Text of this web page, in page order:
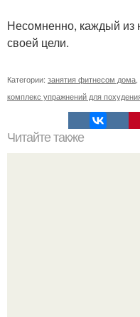
Несомненно, каждый из
своей цели.
Категории: занятия фитнесом дома
комплекс упражнений для
Читайте также